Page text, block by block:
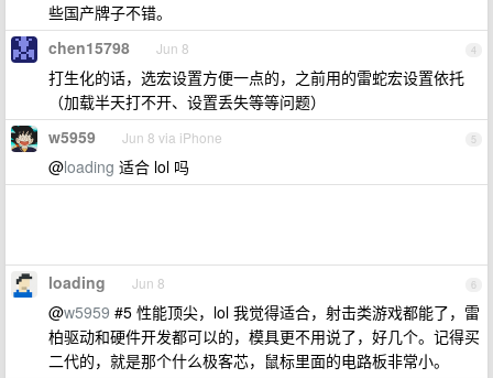
些国产牌子不错。
4
chen15798 Jun 8
打生化的话，选宏设置方便一点的，之前用的雷蛇宏设置依托
（加载半天打不开、设置丢失等等问题）
5
w5959 Jun 8 via iPhone
@loading 适合 lol 吗
6
loading Jun 8
@w5959 #5 性能顶尖，lol 我觉得适合，射击类游戏都能了，雷
柏驱动和硬件开发都可以的，模具更不用说了，好几个。记得买
二代的，就是那个什么极客芯，鼠标里面的电路板非常小。